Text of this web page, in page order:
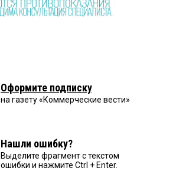
Оформите подписку
на газету «Коммерческие вести»
Нашли ошибку?
Выделите фрагмент с текстом
ошибки и нажмите Ctrl + Enter.